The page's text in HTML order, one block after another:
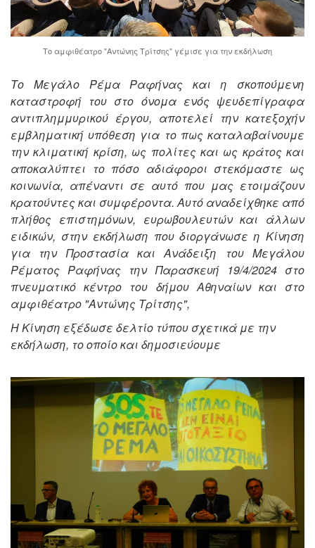
Το αμφιθέατρο "Αντώνης Τρίτσης" γέμισε για την εκδήλωση
Το Μεγάλο Ρέμα Ραφήνας και η σκοπούμενη
καταστροφή του στο όνομα ενός ψευδεπίγραφα
αντιπλημμυρικού έργου, αποτελεί την κατεξοχήν
εμβληματική υπόθεση για το πως καταλαβαίνουμε
την κλιματική κρίση, ως πολίτες και ως κράτος και
αποκαλύπτει το πόσο αδιάφοροι στεκόμαστε ως
κοινωνία, απέναντι σε αυτό που μας ετοιμάζουν
κρατούντες και συμφέροντα. Αυτό αναδείχθηκε από
πλήθος επιστημόνων, ευρωβουλευτών και άλλων
ειδικών, στην εκδήλωση που διοργάνωσε η Κίνηση
για την Προστασία και Ανάδειξη του Μεγάλου
Ρέματος Ραφήνας την Παρασκευή 19/4/2024 στο
πνευματικό κέντρο του δήμου Αθηναίων και στο
αμφιθέατρο "Αντώνης Τρίτσης",
Η Κίνηση εξέδωσε δελτίο τύπου σχετικά με την
εκδήλωση, το οποίο και δημοσιεύουμε